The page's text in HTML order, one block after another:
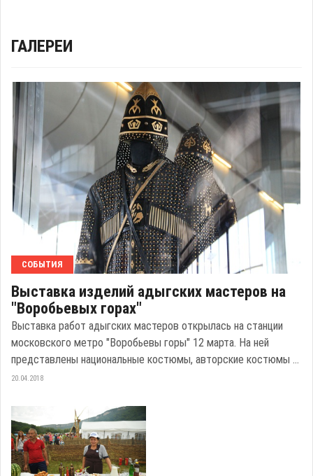
ГАЛЕРЕИ
СОБЫТИЯ
Выставка изделий адыгских мастеров на
"Воробьевых горах"
Выставка работ адыгских мастеров открылась на станции
московского метро "Воробьевы горы" 12 марта. На ней
представлены национальные костюмы, авторские костюмы ...
20.04.2018